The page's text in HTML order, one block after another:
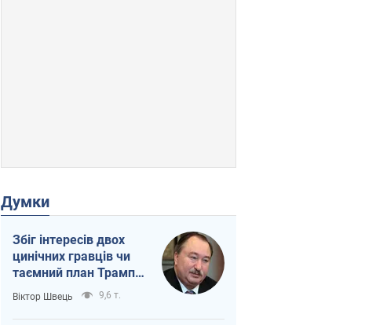
Думки
Збіг інтересів двох
цинічних гравців чи
таємний план Трампа
і Путіна?
Віктор Швець 9,6 т.